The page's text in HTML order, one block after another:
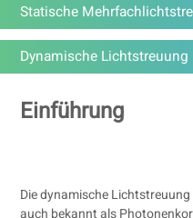
Statische
Dynamische Lichtstreuung
Einführung
Die dynamische
auch bekannt als